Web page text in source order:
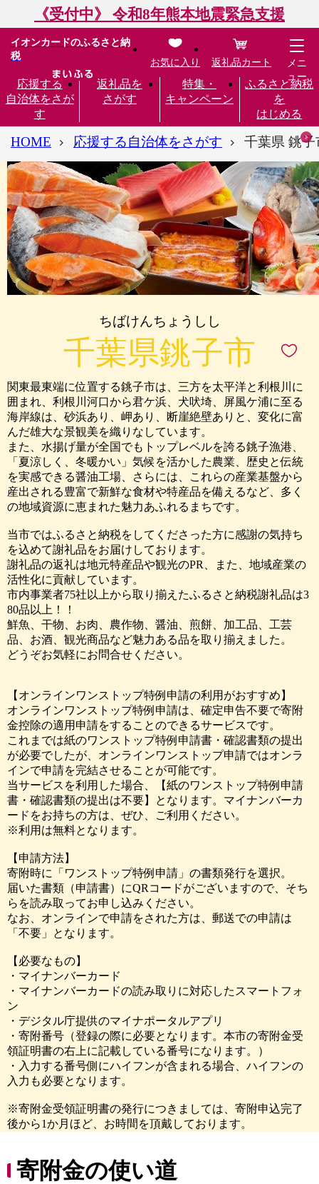
《受付中》 令和8年熊本地震緊急支援
イオンカードのふるさと納
税
応援する
自治体をさが
す
返礼品を
さがす
特集・
キャンペーン
ふるさと納税
を
はじめる
お気に入り 返礼品カート
メニ
ュー
HOME 応援する自治体をさがす 千葉県 銚子
ちばけんちょうしし
千葉県銚子市
関東最東端に位置する銚子市は、三方を太平洋と利根川に
囲まれ、利根川河口から君ケ浜、犬吠埼、屏風ケ浦に至る
海岸線は、砂浜あり、岬あり、断崖絶壁ありと、変化に富
んだ雄大な景観美を織りなしています。
また、水揚げ量が全国でもトップレベルを誇る銚子漁港、
「夏涼しく、冬暖かい」気候を活かした農業、歴史と伝統
を実感できる醤油工場、さらには、これらの産業基盤から
産出される豊富で新鮮な食材や特産品を備えるなど、多く
の地域資源に恵まれた魅力あふれるまちです。
当市ではふるさと納税をしてくださった方に感謝の気持ち
を込めて謝礼品をお届けしております。
謝礼品の返礼は地元特産品や観光のPR、また、地域産業の
活性化に貢献しています。
市内事業者75社以上から取り揃えたふるさと納税謝礼品は3
80品以上！！
鮮魚、干物、お肉、農作物、醤油、煎餅、加工品、工芸
品、お酒、観光商品など魅力ある品を取り揃えました。
どうぞお気軽にお問合せください。
【オンラインワンストップ特例申請の利用がおすすめ】
オンラインワンストップ特例申請は、確定申告不要で寄附
金控除の適用申請をすることのできるサービスです。
これまでは紙のワンストップ特例申請書・確認書類の提出
が必要でしたが、オンラインワンストップ申請ではオンラ
インで申請を完結させることが可能です。
当サービスを利用した場合、【紙のワンストップ特例申請
書・確認書類の提出は不要】となります。マイナンバーカ
ードをお持ちの方は、ぜひ、ご利用ください。
※利用は無料となります。
【申請方法】
寄附時に「ワンストップ特例申請」の書類発行を選択。
届いた書類（申請書）にQRコードがございますので、そち
らを読み取ってお申し込みください。
なお、オンラインで申請をされた方は、郵送での申請は
「不要」となります。
【必要なもの】
・マイナンバーカード
・マイナンバーカードの読み取りに対応したスマートフォ
ン
・デジタル庁提供のマイナポータルアプリ
・寄附番号（登録の際に必要となります。本市の寄附金受
領証明書の右上に記載している番号になります。）
・入力する番号側にハイフンが含まれる場合、ハイフンの
入力も必要となります。
※寄附金受領証明書の発行につきましては、寄附申込完了
後から1か月ほど、お時間を頂戴しております。
寄附金の使い道